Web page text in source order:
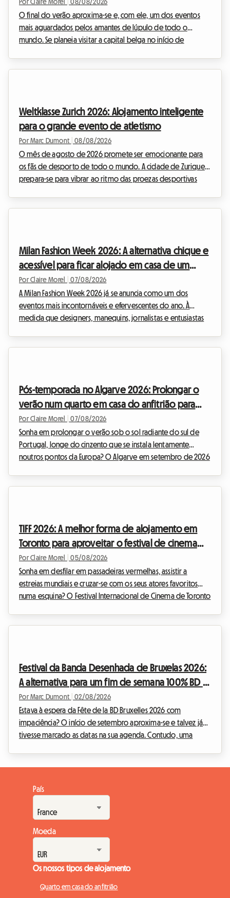
Por Claire Morel 08/08/2026
O final do verão aproxima-se e, com ele, um dos eventos
mais aguardados pelos amantes de lúpulo de todo o
mundo. Se planeia visitar a capital belga no início de
É por isso que lhe propomos uma alternativa acolhedora e
económica:...
Weltklasse Zurich 2026: Alojamento inteligente
para o grande evento de atletismo
Por Marc Dumont 08/08/2026
O mês de agosto de 2026 promete ser emocionante para
os fãs de desporto de todo o mundo. A cidade de Zurique
prepara-se para vibrar ao ritmo das proezas desportivas
garantido, a organização da estadia pode rapidamente
transforma...
Milan Fashion Week 2026: A alternativa chique e
acessível para ficar alojado em casa de um
anfitrião
Por Claire Morel 07/08/2026
A Milan Fashion Week 2026 já se anuncia como um dos
eventos mais incontornáveis e efervescentes do ano. À
medida que designers, manequins, jornalistas e entusiastas
períodos de grande afluência. Os hotéis esgotam com
meses de antece...
Pós-temporada no Algarve 2026: Prolongar o
verão num quarto em casa do anfitrião para
evitar a subida de preços
Por Claire Morel 07/08/2026
Sonha em prolongar o verão sob o sol radiante do sul de
Portugal, longe do cinzento que se instala lentamente
noutros pontos da Europa? O Algarve em setembro de 2026
Contudo, um obstáculo significativo surge frequentem...
TIFF 2026: A melhor forma de alojamento em
Toronto para aproveitar o festival de cinema
sem gastar muito
Por Claire Morel 05/08/2026
Sonha em desfilar em passadeiras vermelhas, assistir a
estreias mundiais e cruzar-se com os seus atores favoritos
numa esquina? O Festival Internacional de Cinema de Toronto
alojamento confortável sem sacrificar o or...
Festival da Banda Desenhada de Bruxelas 2026:
A alternativa para um fim de semana 100% BD e
alojamento económico
Por Marc Dumont 02/08/2026
Estava à espera da Fête de la BD Bruxelles 2026 com
impaciência? O início de setembro aproxima-se e talvez já
tivesse marcado as datas na sua agenda. Contudo, uma
está repleta de tesouros permanentes para os apaixonados
pela nona arte. Este artigo explica-lhe como transformar esta
desilusão numa oportunidade única: orga...
País
Moeda
Os nossos tipos de alojamento
Quarto em casa do anfitrião